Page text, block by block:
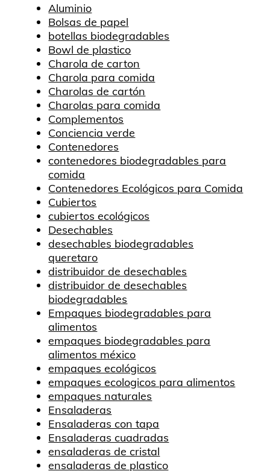
Aluminio
Bolsas de papel
botellas biodegradables
Bowl de plastico
Charola de carton
Charola para comida
Charolas de cartón
Charolas para comida
Complementos
Conciencia verde
Contenedores
contenedores biodegradables para
comida
Contenedores Ecológicos para Comida
Cubiertos
cubiertos ecológicos
Desechables
desechables biodegradables
queretaro
distribuidor de desechables
distribuidor de desechables
biodegradables
Empaques biodegradables para
alimentos
empaques biodegradables para
alimentos méxico
empaques ecológicos
empaques ecologicos para alimentos
empaques naturales
Ensaladeras
Ensaladeras con tapa
Ensaladeras cuadradas
ensaladeras de cristal
ensaladeras de plastico